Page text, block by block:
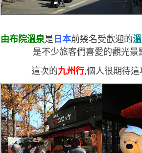
由布院溫泉是 日本前幾名受歡迎的
是不少旅客們喜愛的觀光景
這次的九州行,個人很期待這